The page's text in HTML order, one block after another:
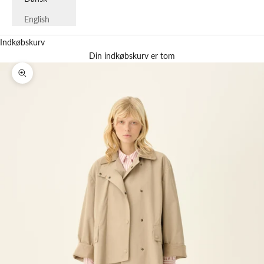
English
Indkøbskurv
Din indkøbskurv er tom
Zoom